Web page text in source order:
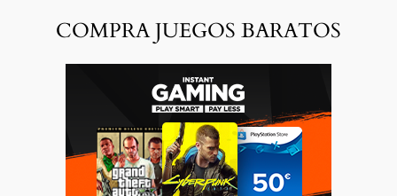
COMPRA JUEGOS BARATOS